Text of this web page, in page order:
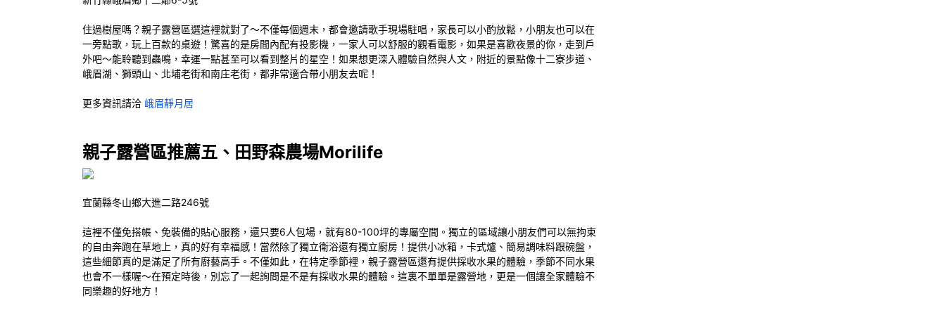
住過樹屋嗎？親子露營區選這裡就對了～不僅每個週末，都會邀請歌手現場駐唱，家長可以小酌放鬆，小朋友也可以在
一旁點歌，玩上百款的桌遊！驚喜的是房間內配有投影機，一家人可以舒服的觀看電影，如果是喜歡夜景的你，走到戶
外吧～能聆聽到蟲鳴，幸運一點甚至可以看到整片的星空！如果想更深入體驗自然與人文，附近的景點像十二寮步道、
峨眉湖、獅頭山、北埔老街和南庄老街，都非常適合帶小朋友去呢！
更多資訊請洽 峨眉靜月居
親子露營區推薦五、田野森農場Morilife
宜蘭縣冬山鄉大進二路246號
這裡不僅免搭帳、免裝備的貼心服務，還只要6人包場，就有80-100坪的專屬空間。獨立的區域讓小朋友們可以無拘束
的自由奔跑在草地上，真的好有幸福感！當然除了獨立衛浴還有獨立廚房！提供小冰箱，卡式爐、簡易調味料跟碗盤，
這些細節真的是滿足了所有廚藝高手。不僅如此，在特定季節裡，親子露營區還有提供採收水果的體驗，季節不同水果
也會不一樣喔～在預定時後，別忘了一起詢問是不是有採收水果的體驗。這裏不單單是露營地，更是一個讓全家體驗不
同樂趣的好地方！